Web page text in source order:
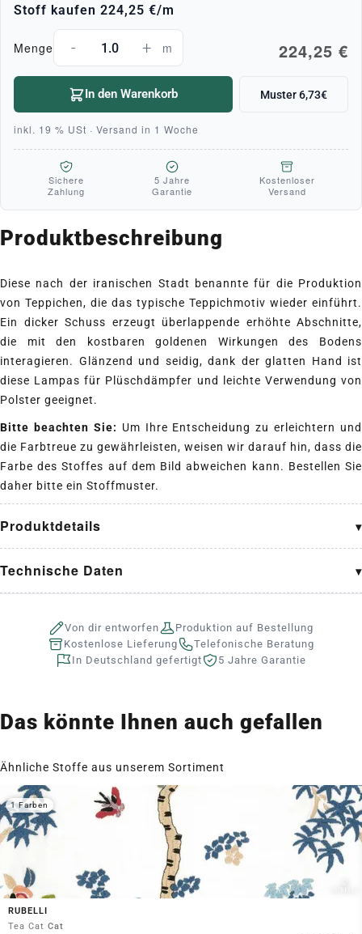
Stoff kaufen 224,25 €/m
Menge - + m 224,25 €
In den Warenkorb Muster 6,73€
inkl. 19 % USt · Versand in 1 Woche
Sichere
Zahlung
5 Jahre
Garantie
Kostenloser
Versand
Produktbeschreibung
Diese nach der iranischen Stadt benannte für die Produktion
von Teppichen, die das typische Teppichmotiv wieder einführt.
Ein dicker Schuss erzeugt überlappende erhöhte Abschnitte,
die mit den kostbaren goldenen Wirkungen des Bodens
interagieren. Glänzend und seidig, dank der glatten Hand ist
diese Lampas für Plüschdämpfer und leichte Verwendung von
Polster geeignet.
Bitte beachten Sie: Um Ihre Entscheidung zu erleichtern und
die Farbtreue zu gewährleisten, weisen wir darauf hin, dass die
Farbe des Stoffes auf dem Bild abweichen kann. Bestellen Sie
daher bitte ein Stoffmuster.
Produktdetails
Technische Daten
Von dir entworfen
Produktion auf Bestellung
Kostenlose Lieferung
Telefonische Beratung
In Deutschland gefertigt
5 Jahre Garantie
Das könnte Ihnen auch gefallen
Ähnliche Stoffe aus unserem Sortiment
RUBELLI
Tea Cat Cat
1 Farben